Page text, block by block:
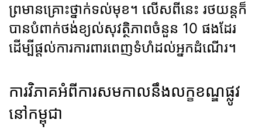
ព្រមានគ្រោះថ្នាក់ទល់មុខ។ លើសពីនេះ រថយន្តក៏
បានបំពាក់ថង់ខ្យល់សុវត្ថិភាពចំនួន 10 ផងដែរ
ដើម្បីផ្ដល់ការការពារពេញទំហំដល់អ្នកដំណើរ។
ការវិភាគអំពីការសមកាលនឹងលក្ខខណ្ឌផ្លូវ
នៅកម្ពុជា